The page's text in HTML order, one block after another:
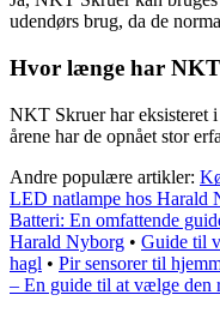
udendørs brug, da de
Hvor længe har NKT
NKT Skruer har eksisteret
årene har de opnået stor
Andre populære artikler:
LED natlampe hos Harald
Batteri: En omfattende
Harald Nyborg • Guide til
hagl • Pir sensorer til
– En guide til at vælge den